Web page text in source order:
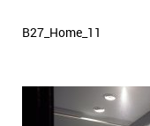
B27_Home_11